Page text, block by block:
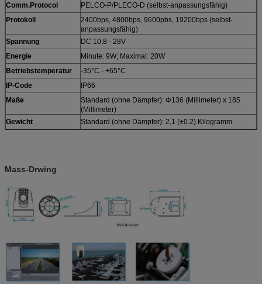
Comm.Protocol
PELCO-P/PLECO-D (selbst-anpassungsfähig)
Protokoll
2400bps, 4800bps, 9600pbs, 19200bps (selbst-
anpassungsfähig)
Spannung
DC 10,8 - 28V
Energie
Minute: 9W; Maximal: 20W
Betriebstemperatur
-35°C - +65°C
IP-Code
IP66
Maße
Standard (ohne Dämpfer): Φ136 (Millimeter) x 185
(Millimeter)
Gewicht
Standard (ohne Dämpfer): 2,1 (±0.2) Kilogramm
Mass-Drwing